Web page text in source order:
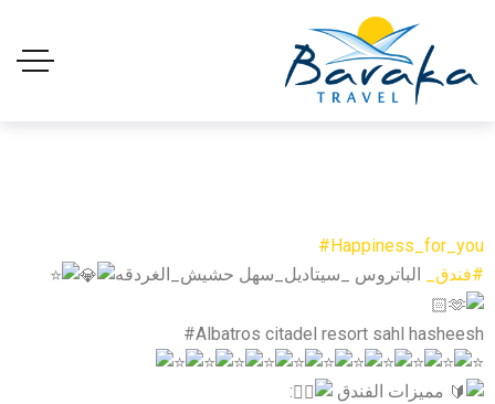
#Happiness_for_you
#فندق_
الباتروس _سيتاديل_سهل حشيش_الغردقه
مميزات الفندق
: